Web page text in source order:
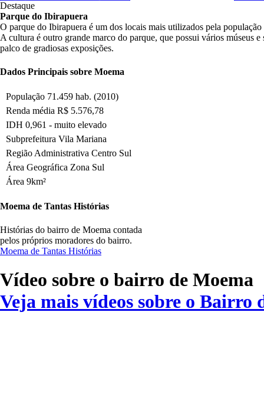
Destaque
Parque do Ibirapuera
O parque do Ibirapuera é um dos locais mais utilizados pela
A cultura é outro grande marco do parque, que possui vários múseus
palco de gradiosas exposições.
Dados Principais sobre Moema
População 71.459 hab. (2010)
Renda média R$ 5.576,78
IDH 0,961 - muito elevado
Subprefeitura Vila Mariana
Região Administrativa Centro Sul
Área Geográfica Zona Sul
Área 9km²
Moema de Tantas Histórias
Histórias do bairro de Moema contada
pelos próprios moradores do bairro.
Moema de Tantas Histórias
Vídeo sobre o bairro de Moema
Veja mais vídeos sobre o Bairro